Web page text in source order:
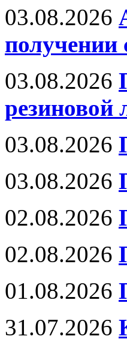
03.08.2026
получении
03.08.2026
резиновой
03.08.2026
03.08.2026
02.08.2026
02.08.2026
01.08.2026
31.07.2026